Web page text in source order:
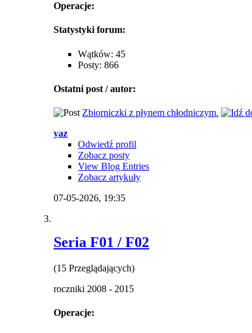
Operacje:
Statystyki forum:
Wątków: 45
Posty: 866
Ostatni post / autor:
Zbiorniczki z płynem chłodniczym.
yaz
Odwiedź profil
Zobacz posty
View Blog Entries
Zobacz artykuły
07-05-2026, 19:35
Seria F01 / F02
(15 Przeglądających)
roczniki 2008 - 2015
Operacje: